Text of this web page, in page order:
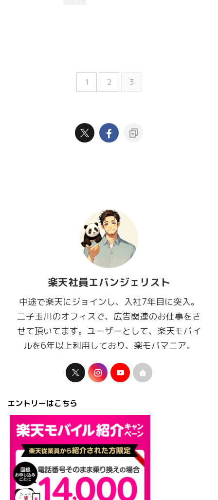
1 2 3
楽天社員エバンジェリスト
中途で楽天にジョインし、入社7年目に突入。
二子玉川のオフィスで、広告関連のお仕事をさ
せて頂いてます。ユーザーとして、楽天モバイ
ルを6年以上利用しており、楽モバマニア。
エントリーはこちら